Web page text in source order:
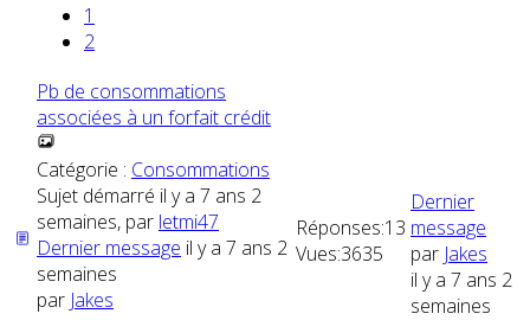
1
2
Pb de consommations
associées à un forfait crédit
Catégorie : Consommations
Sujet démarré il y a 7 ans 2
semaines, par letmi47
Dernier message il y a 7 ans 2
semaines
par Jakes
Réponses:13
Vues:3635
Dernier
message
par Jakes
il y a 7 ans 2
semaines